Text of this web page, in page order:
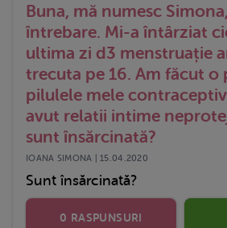
Buna, mă numesc
întrebare. Mi-a întârziat
ultima zi d3 menstruație
trecuta pe 16. Am făcut o
pilulele mele
avut relatii intime
sunt însărcinată?
IOANA SIMONA | 15.04.2020
Sunt însărcinată?
0 RASPUNSURI